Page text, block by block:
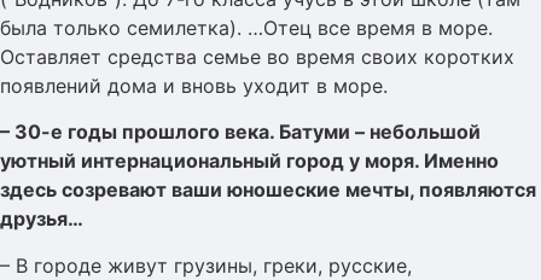
была только семилетка). …Отец все время в море.
Оставляет средства семье во время своих коротких
появлений дома и вновь уходит в море.
– 30-е годы прошлого века. Батуми – небольшой
уютный интернациональный город у моря. Именно
здесь созревают ваши юношеские мечты, появляются
друзья…
– В городе живут грузины, греки, русские,